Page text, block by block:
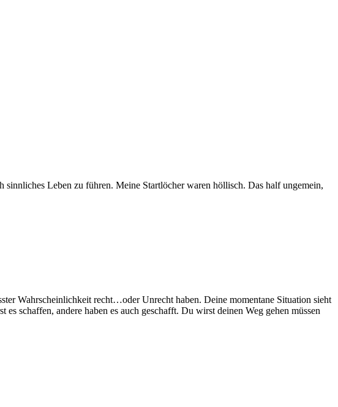
Leben zu führen. Meine Startlöcher waren höllisch. Das half ungemein,
Wahrscheinlichkeit recht…oder Unrecht haben. Deine momentane Situation sieht
schaffen, andere haben es auch geschafft. Du wirst deinen Weg gehen müssen